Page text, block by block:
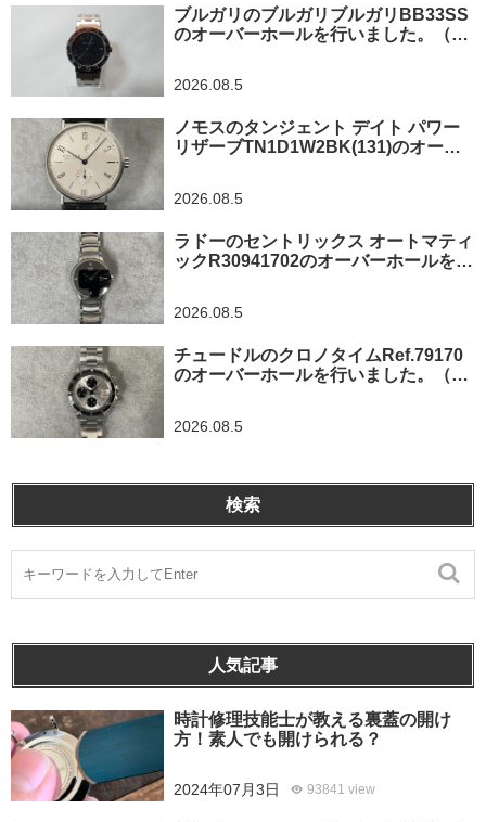
ブルガリのブルガリブルガリBB33SS
のオーバーホールを行いました。（埼
2026.08.5
ノモスのタンジェント デイト パワー
リザーブTN1D1W2BK(131)のオーバ
2026.08.5
ラドーのセントリックス オートマティ
ックR30941702のオーバーホールを行
2026.08.5
チュードルのクロノタイムRef.79170
のオーバーホールを行いました。（神
2026.08.5
検索
人気記事
時計修理技能士が教える裏蓋の開け
方！素人でも開けられる？
2024年07月3日 93841 view